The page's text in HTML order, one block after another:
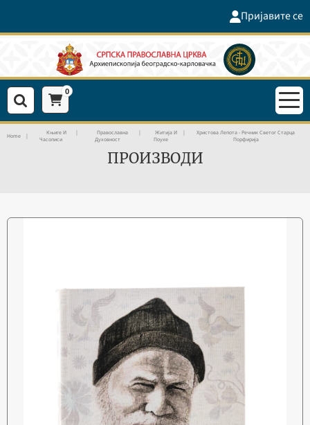
Пријавите се
0
Home
Књиге И
Часописи
Православна
Духовност
Житија И
Поуке
Христова Лепота - Речник Светог Старца
Порфирија
ПРОИЗВОДИ